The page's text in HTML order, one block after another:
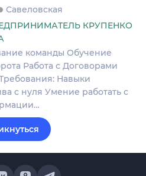
Савеловская
КРУПЕНКО
команды Обучение
Работа с Договорами
Навыки
с нуля Умение работать с